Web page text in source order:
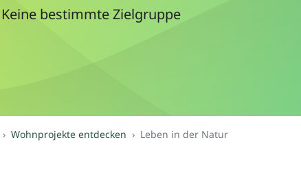
Keine bestimmte Zielgruppe
Wohnprojekte entdecken Leben in der Natur